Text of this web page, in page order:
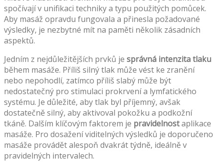
spočívají v unifikaci techniky a typu použitých pomůcek.
Aby masáž opravdu fungovala a přinesla požadované
výsledky, je nezbytné mít na paměti několik zásadních
aspektů.
Jedním z nejdůležitějších prvků je správná intenzita tlaku
během masáže. Příliš silný tlak může vést ke zranění
nebo nepohodlí, zatímco příliš slabý může být
nedostatečný pro stimulaci prokrvení a lymfatického
systému. Je důležité, aby tlak byl příjemný, avšak
dostatečně silný, aby aktivoval pokožku a podkožní
tkáně. Dalším klíčovým faktorem je pravidelnostaplikace
masáže. Pro dosažení viditelných výsledků je doporučeno
masáže provádět alespoň dvakrát týdně, ideálně v
pravidelných intervalech.